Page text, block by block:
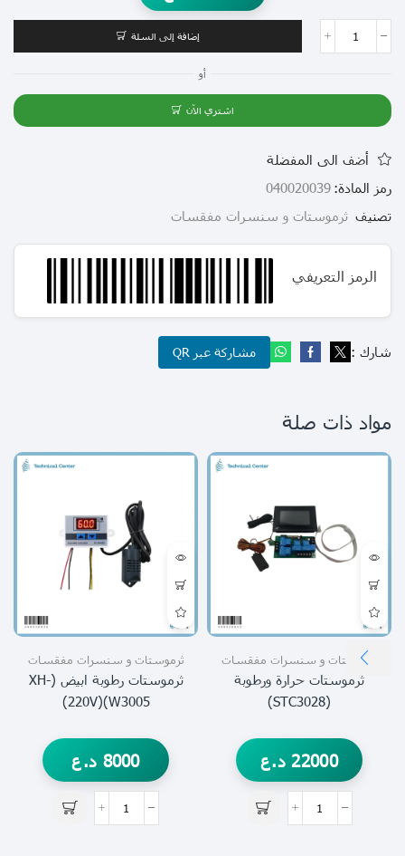
إضافة إلى السلة
أو
اشتري الآن
أضف الى المفضلة
رمز المادة: 040020039
تصنيف ثرموستات و سنسرات مفقسات
الرمز التعريفي
شارك : مشاركة عبر QR
مواد ذات صلة
ثرموستات و سنسرات مفقسات
ثرموستات حرارة ورطوبة
(STC3028)
22000 د.ع
ثرموستات و سنسرات مفقسات
ثرموستات رطوبة ابيض (XH-
W3005)(220V)
8000 د.ع